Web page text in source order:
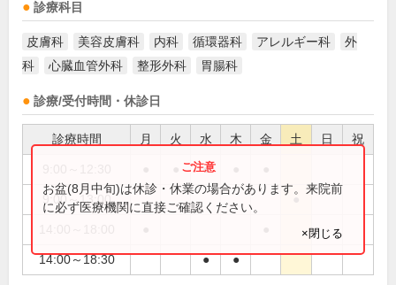
診療科目
皮膚科 美容皮膚科 内科 循環器科 アレルギー科
外
科
心臓血管外科 整形外科 胃腸科
診療/受付時間・休診日
診療時間 月 火 水 木 金 土 日 祝
●
9:00～13:00 ●
14:00～18:30 ● ●
お盆(8月中旬)は休診・休業の場合があります。来院前
に必ず医療機関に直接ご確認ください。
×閉じる